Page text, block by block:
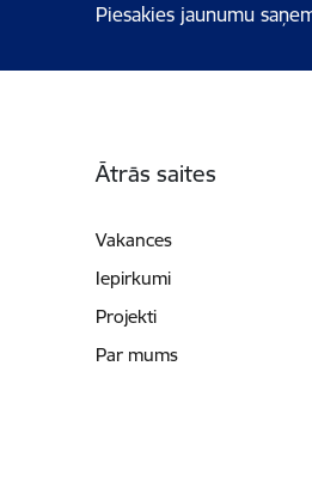
Piesakies jaunumu
Ātrās saites
Vakances
Iepirkumi
Projekti
Par mums